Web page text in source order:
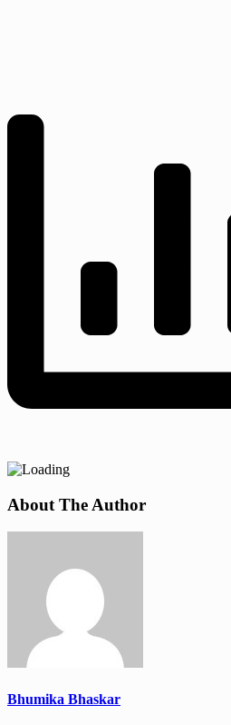
About The Author
Bhumika Bhaskar